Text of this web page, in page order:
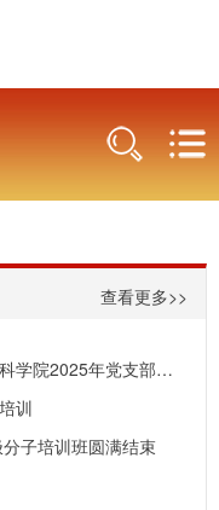
查看更多>>
中国科学院党校上海分校承办中国科学院2025年党支部书记示范培训班
训
子培训班圆满结束